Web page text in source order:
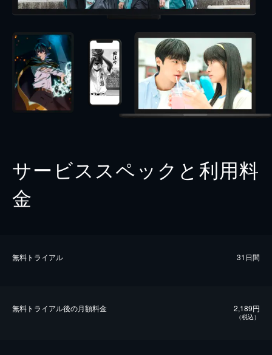
サービススペックと利用料
金
無料トライアル 31日間
無料トライアル後の⽉額料金 2,189円
（税込）